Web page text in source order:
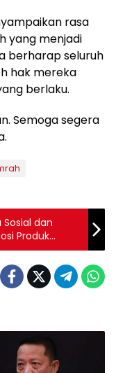
rasa
yang menjadi
berharap seluruh
hak mereka
berlaku.
Semoga segera
dan
Produk